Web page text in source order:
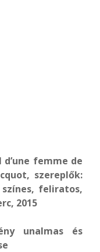
d’une femme de
szereplők:
színes, feliratos,
2015
unalmas és